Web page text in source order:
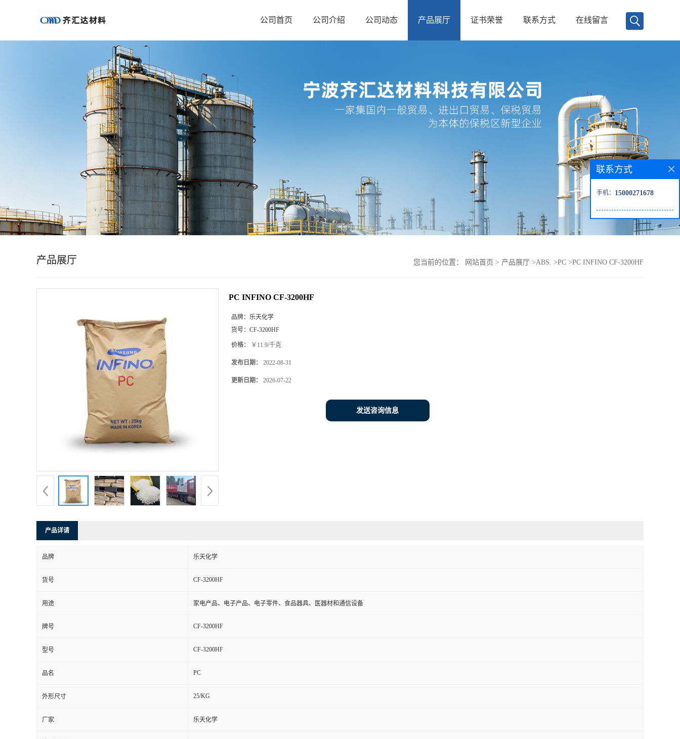
绍
公司首页 公司介绍 公司动态 产品展厅 证书荣誉 联系方式 在线留言
产品展厅 您当前的位置： 网站首页 > 产品展厅 >ABS. >PC >PC INFINO CF-3200HF
PC INFINO CF-3200HF
品牌： 乐天化学
货号： CF-3200HF
价格： ￥11.9/千克
发布日期： 2022-08-31
更新日期： 2026-07-22
发送咨询信息
产品详请
品牌 乐天化学
货号 CF-3200HF
用途 家电产品、电子产品、电子零件、食品器具、医器材和通信设备
牌号 CF-3200HF
型号 CF-3200HF
品名 PC
外形尺寸 25/KG
厂家 乐天化学
联系方式
手机： 15000271678